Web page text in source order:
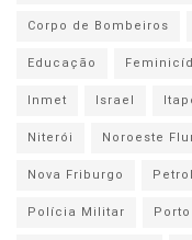
Corpo de Bombeiros
Educação
Inmet
Israel
Niterói
Noroeste
Nova Friburgo
Polícia Militar